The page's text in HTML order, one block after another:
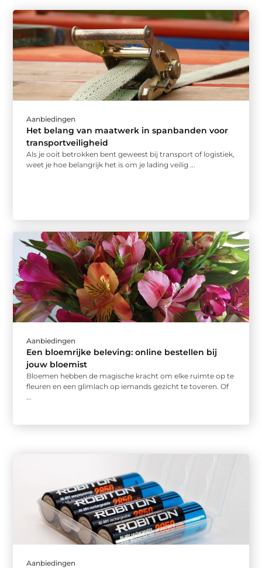
Aanbiedingen
Het belang van maatwerk in spanbanden voor
transportveiligheid
Als je ooit betrokken bent geweest bij transport of logistiek,
weet je hoe belangrijk het is om je lading veilig ...
Aanbiedingen
Een bloemrijke beleving: online bestellen bij
jouw bloemist
Bloemen hebben de magische kracht om elke ruimte op te
fleuren en een glimlach op iemands gezicht te toveren. Of
...
Aanbiedingen